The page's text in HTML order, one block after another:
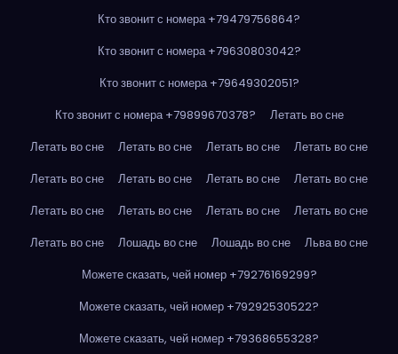
Кто звонит с номера +79479756864?
Кто звонит с номера +79630803042?
Кто звонит с номера +79649302051?
Кто звонит с номера +79899670378?
Летать во сне
Летать во сне
Летать во сне Летать во сне
Летать во сне
Летать во сне
Летать во сне Летать во сне
Летать во сне
Летать во сне
Летать во сне Летать во сне
Летать во сне
Летать во сне
Лошадь во сне Лошадь во сне
Льва во сне
Можете сказать, чей номер +79276169299?
Можете сказать, чей номер +79292530522?
Можете сказать, чей номер +79368655328?